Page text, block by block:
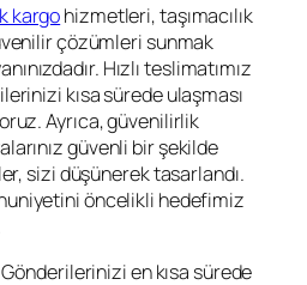
kargohizmetleri, taşımacılık
çözümleri sunmak
Hızlı teslimatımız
kısa sürede ulaşması
Ayrıca, güvenilirlik
güvenli bir şekilde
sizi düşünerek tasarlandı.
öncelikli hedefimiz
Gönderilerinizi en kısa sürede